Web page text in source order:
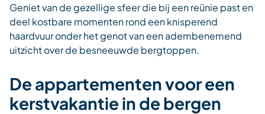
Geniet van de gezellige sfeer die bij een reünie past en
deel kostbare momenten rond een knisperend
haardvuur onder het genot van een adembenemend
uitzicht over de besneeuwde bergtoppen.
De appartementen voor een
kerstvakantie in de bergen